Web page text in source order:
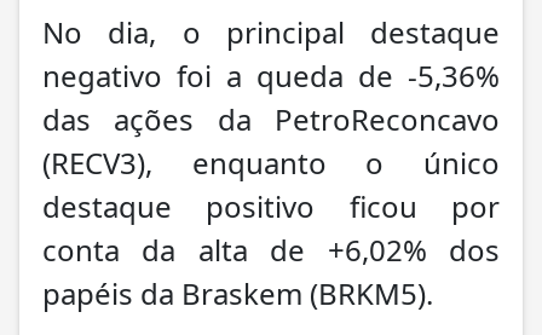
No dia, o principal destaque
negativo foi a queda de -5,36%
das ações da PetroReconcavo
(RECV3), enquanto o único
destaque positivo ficou por
conta da alta de +6,02% dos
papéis da Braskem (BRKM5).